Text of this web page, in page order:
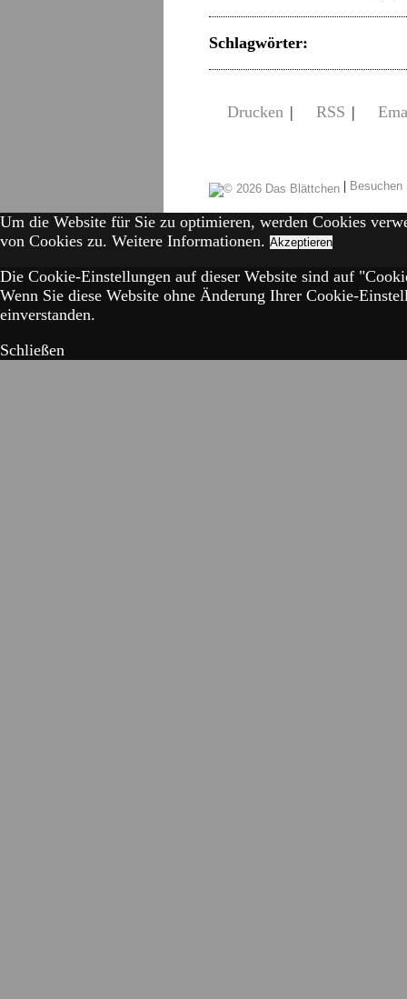
Schlagwörter:
Drucken | RSS |
|
Um die Website für Sie zu optimieren, werden Cookies
von Cookies zu. Weitere Informationen. Akzeptieren
Die Cookie-Einstellungen auf dieser Website sind auf
Wenn Sie diese Website ohne Änderung Ihrer Cookie-
einverstanden.
Schließen